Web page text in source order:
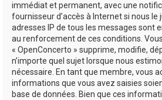
immédiat et permanent, avec une
fournisseur d’accès à Internet si nous le
adresses IP de tous les messages sont
au renforcement de ces conditions.
« OpenConcerto » supprime, modifie,
n’importe quel sujet lorsque nous
nécessaire. En tant que membre, vous
informations que vous avez saisies
base de données. Bien que ces